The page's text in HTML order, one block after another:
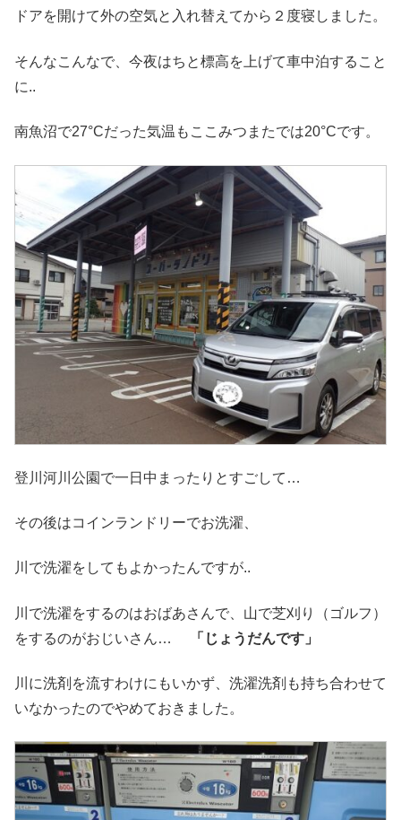
ドアを開けて外の空気と入れ替えてから２度寝しました。
そんなこんなで、今夜はちと標高を上げて車中泊すること
に..
南魚沼で27°Cだった気温もここみつまたでは20°Cです。
登川河川公園で一日中まったりとすごして…
その後はコインランドリーでお洗濯、
川で洗濯をしてもよかったんですが..
川で洗濯をするのはおばあさんで、山で芝刈り（ゴルフ）
をするのがおじいさん…
「じょうだんです」
川に洗剤を流すわけにもいかず、洗濯洗剤も持ち合わせて
いなかったのでやめておきました。